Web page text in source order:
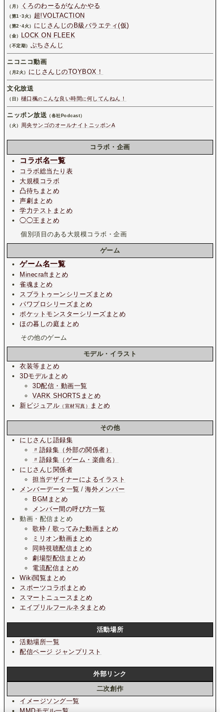
（月） くろのわーるがなんかやる
（第1･3火） 超!VOLTACTION
（第2･4火） にじさんじのB級バラエティ(仮)
（金） LOCK ON FLEEK
（不定期） ぷちさんじ
ニコニコ動画
（月2火） にじさんじのTOYBOX！
文化放送
（日） 樋口楓の こんな良い時間 に 何してんねん！
ニッポン放送 （各社Podcast）
（火）
周央サンゴのオールナイトニッポンA
コラボ・企画
コラボ名一覧
コラボ総当たり表
大規模コラボ
凸待ちまとめ
声劇まとめ
学力テストまとめ
◯◯王まとめ
個別項目のある大規模コラボ・企画
ゲーム
ゲーム名一覧
Minecraftまとめ
雀魂まとめ
スプラトゥーンシリーズまとめ
パワプロシリーズまとめ
ポケットモンスターシリーズまとめ
ほの暮しの庭まとめ
その他のゲーム
モデル・イラスト
衣装等まとめ
3Dモデルまとめ
3D配信・動画一覧
VARK SHORTSまとめ
新ビジュアル （宣材写真） まとめ
その他
にじさんじ語録集
〃語録集（外部の関係者）
〃語録集（ゲーム・楽曲名）
にじさんじ関係者
担当デザイナーによるイラスト
メンバーデータ一覧 /海外メンバー
BGMまとめ
メンバー間の呼び方一覧
動画・配信まとめ
歌枠 / 歌ってみた動画まとめ
ミリオン動画まとめ
同時視聴配信まとめ
劇場型配信まとめ
電流配信まとめ
Wiki閲覧まとめ
スポーツコラボまとめ
スマートニュースまとめ
エイプリルフールネタまとめ
活動場所
活動場所一覧
配信ページ ジャンプリスト
外部リンク
二次創作
イメージソング一覧